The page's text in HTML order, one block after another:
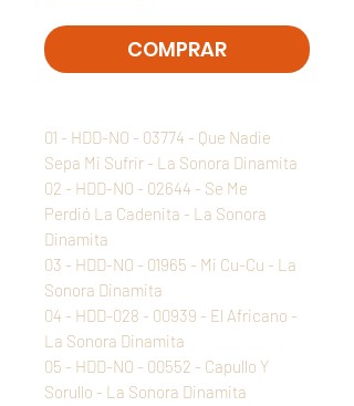
COMPRAR
01 - HDD-NO - 03774 - Que Nadie
Sepa Mi Sufrir - La Sonora Dinamita
02 - HDD-NO - 02644 - Se Me
Perdió La Cadenita - La Sonora
Dinamita
03 - HDD-NO - 01965 - Mi Cu-Cu - La
Sonora Dinamita
04 - HDD-028 - 00939 - El Africano -
La Sonora Dinamita
05 - HDD-NO - 00552 - Capullo Y
Sorullo - La Sonora Dinamita